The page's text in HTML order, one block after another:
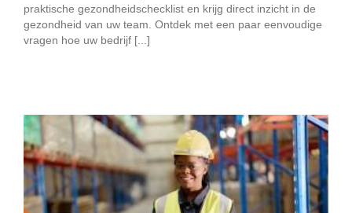
praktische gezondheidschecklist en krijg direct inzicht in de
gezondheid van uw team. Ontdek met een paar eenvoudige
vragen hoe uw bedrijf [...]